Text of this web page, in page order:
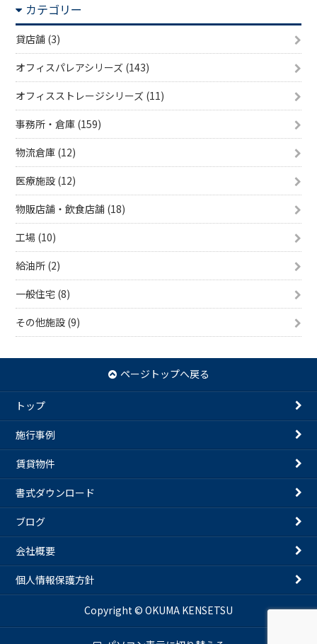
カテゴリー
貸店舗 (3)
オフィスパレアシリーズ (143)
オフィスストレージシリーズ (11)
事務所・倉庫 (159)
物流倉庫 (12)
医療施設 (12)
物販店舗・飲食店舗 (18)
工場 (10)
給油所 (2)
一般住宅 (8)
その他施設 (9)
ページトップへ戻る
トップ
施行事例
賃貸物件
書式ダウンロード
ブログ
会社概要
個人情報保護方針
Copyright © OKUMA KENSETSU